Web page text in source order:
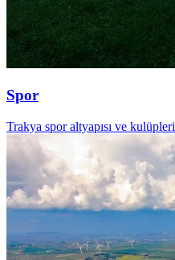
Spor
Trakya spor altyapısı ve kulüpleri